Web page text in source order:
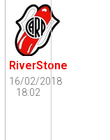
RiverStone
16/02/2018
18:02